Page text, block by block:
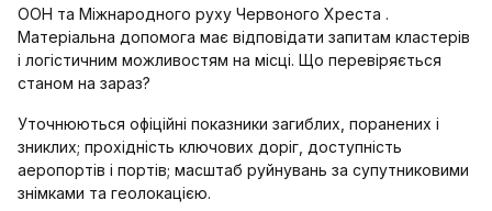
ООН та Міжнародного руху Червоного Хреста .
Матеріальна допомога має відповідати запитам кластерів
і логістичним можливостям на місці. Що перевіряється
станом на зараз?
Уточнюються офіційні показники загиблих, поранених і
зниклих; прохідність ключових доріг, доступність
аеропортів і портів; масштаб руйнувань за супутниковими
знімками та геолокацією.